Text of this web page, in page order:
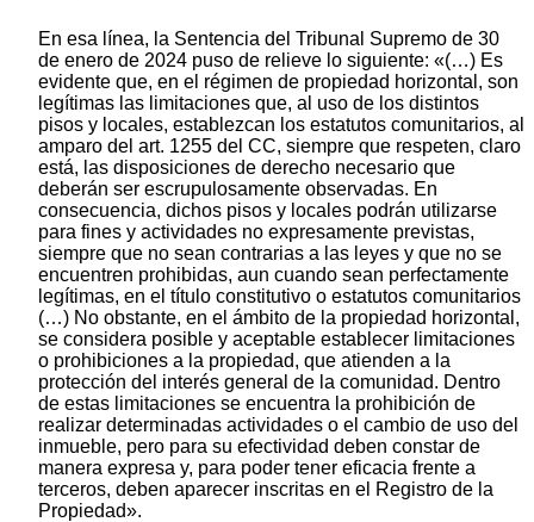
En esa línea, la Sentencia del Tribunal Supremo de 30
de enero de 2024 puso de relieve lo siguiente: «(…) Es
evidente que, en el régimen de propiedad horizontal, son
legítimas las limitaciones que, al uso de los distintos
pisos y locales, establezcan los estatutos comunitarios, al
amparo del art. 1255 del CC, siempre que respeten, claro
está, las disposiciones de derecho necesario que
deberán ser escrupulosamente observadas. En
consecuencia, dichos pisos y locales podrán utilizarse
para fines y actividades no expresamente previstas,
siempre que no sean contrarias a las leyes y que no se
encuentren prohibidas, aun cuando sean perfectamente
legítimas, en el título constitutivo o estatutos comunitarios
(…) No obstante, en el ámbito de la propiedad horizontal,
se considera posible y aceptable establecer limitaciones
o prohibiciones a la propiedad, que atienden a la
protección del interés general de la comunidad. Dentro
de estas limitaciones se encuentra la prohibición de
realizar determinadas actividades o el cambio de uso del
inmueble, pero para su efectividad deben constar de
manera expresa y, para poder tener eficacia frente a
terceros, deben aparecer inscritas en el Registro de la
Propiedad».